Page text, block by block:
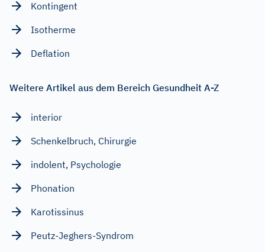
Kontingent
Isotherme
Deflation
Weitere Artikel aus dem Bereich Gesundheit A-Z
interior
Schenkelbruch, Chirurgie
indolent, Psychologie
Phonation
Karotissinus
Peutz-Jeghers-Syndrom